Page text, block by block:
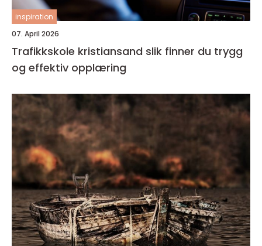
inspiration
07. April 2026
Trafikkskole kristiansand slik finner du trygg
og effektiv opplæring